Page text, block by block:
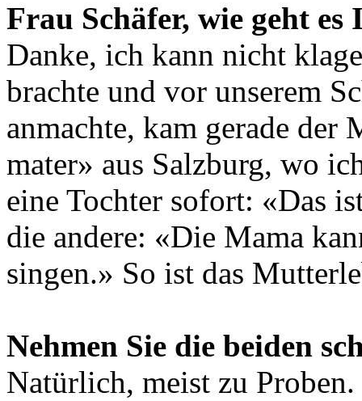
Frau Schäfer, wie geht
Danke, ich kann nicht
brachte und vor unserem
anmachte, kam gerade der
mater» aus Salzburg, wo
eine Tochter sofort: «Das
die andere: «Die Mama
singen.» So ist das
Nehmen Sie die beiden
Natürlich, meist zu Proben.